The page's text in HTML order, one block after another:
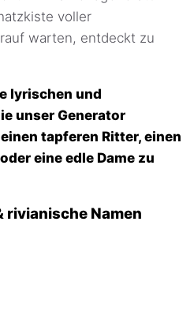
voller
warten, entdeckt zu
lyrischen und
unser Generator
tapferen Ritter, einen
eine edle Dame zu
rivianische Namen